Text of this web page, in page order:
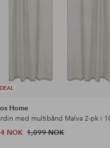
DEAL
Home
NOK 1,099 NOK